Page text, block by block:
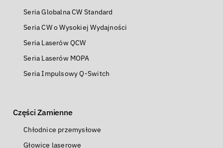
Seria Globalna CW Standard
Seria CW o Wysokiej Wydajności
Seria Laserów QCW
Seria Laserów MOPA
Seria Impulsowy Q-Switch
Części Zamienne
Chłodnice przemysłowe
Głowice laserowe